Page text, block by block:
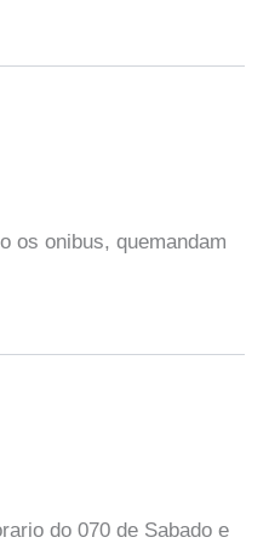
os onibus, quemandam
do 070 de Sabado e